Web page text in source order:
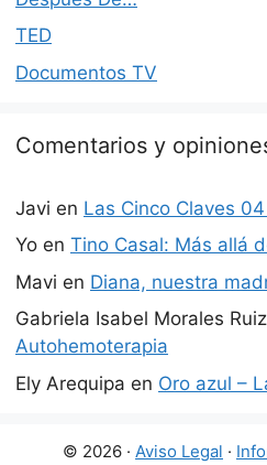
TED
Documentos TV
Comentarios y
Javi en Las Cinco Claves
Yo en Tino Casal: Más allá
Mavi en Diana, nuestra
Gabriela Isabel Morales Ruiz
Autohemoterapia
Ely Arequipa en Oro azul –
© 2026 · Aviso Legal ·